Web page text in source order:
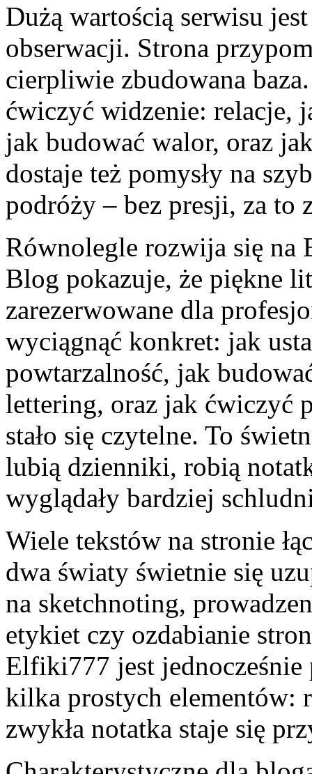
Dużą wartością serwisu
obserwacji. Strona
cierpliwie zbudowana
ćwiczyć widzenie: relacje,
jak budować walor, oraz
dostaje też pomysły na
podróży – bez presji, za to
Równolegle rozwija się na
Blog pokazuje, że piękne
zarezerwowane dla
wyciągnąć konkret: jak
powtarzalność, jak
lettering, oraz jak ćwiczyć
stało się czytelne. To
lubią dzienniki, robią
wyglądały bardziej
Wiele tekstów na stronie
dwa światy świetnie się
na sketchnoting,
etykiet czy ozdabianie
Elfiki777 jest
kilka prostych elementów:
zwykła notatka staje się